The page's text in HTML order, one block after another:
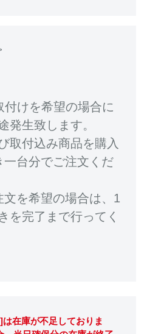
けを希望の場合に
発生致します。
取付込み商品を購入
台分でご注文くだ
を希望の場合は、1
を完了まで行ってく
在庫が不足しておりま